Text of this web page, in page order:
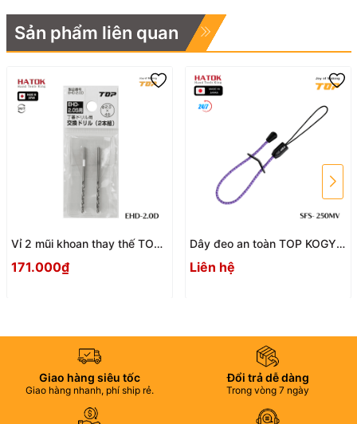
Sản phẩm liên quan
Vỉ 2 mũi khoan thay thế TOP
171.000₫
Dây đeo an toàn TOP KOGYO
SFS - 250MV
Liên hệ
Giao hàng siêu tốc
Giao hàng nhanh, phí ship rẻ.
Đổi trả dễ dàng
Trong vòng 7 ngày